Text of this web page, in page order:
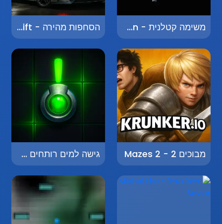
משימה קטלנית - Deadly Mission הסחפות מהירה - Fast Drift
מבוכים 2 - Mazes 2 גישה למים רותחים - Boiling Water Access